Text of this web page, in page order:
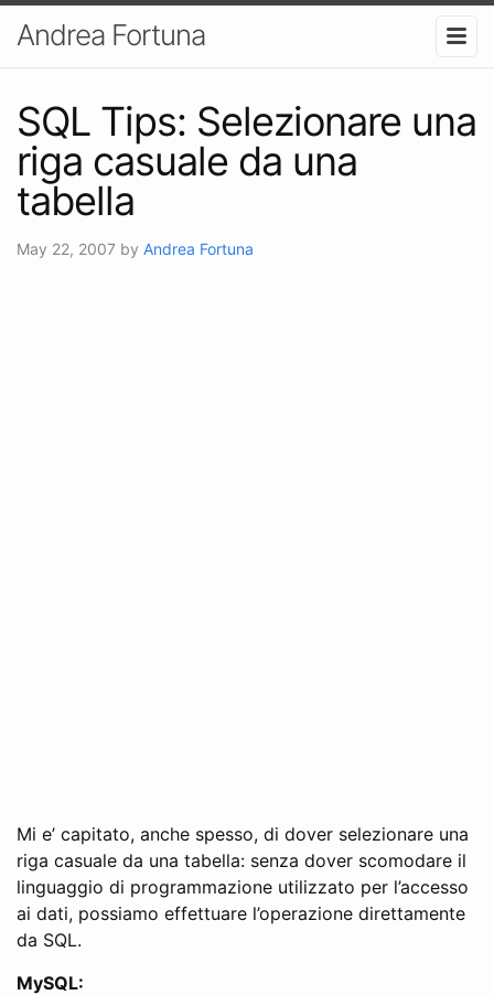
Andrea Fortuna
SQL Tips: Selezionare una
riga casuale da una
tabella
May 22, 2007 by Andrea Fortuna
Mi e’ capitato, anche spesso, di dover selezionare una
riga casuale da una tabella: senza dover scomodare il
linguaggio di programmazione utilizzato per l’accesso
ai dati, possiamo effettuare l’operazione direttamente
da SQL.
MySQL: